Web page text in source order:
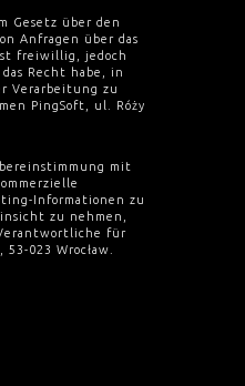
Gesetz über den
Anfragen über das
freiwillig, jedoch
Recht habe, in
Verarbeitung zu
PingSoft, ul. Róży
mit
Informationen zu
zu nehmen,
für
023 Wrocław.